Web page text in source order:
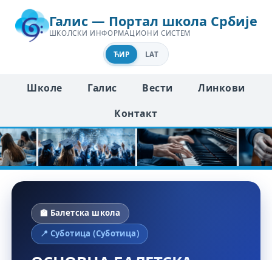
Галис — Портал школа Србије
ШКОЛСКИ ИНФОРМАЦИОНИ СИСТЕМ
ЋИР LAT
Школе Галис Вести
Линкови
Контакт
🏫 Балетска школа
📍 Суботица (Суботица)